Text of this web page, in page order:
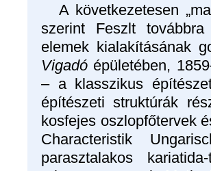
A következetesen
szerint Feszlt
elemek kialakításának
Vigadó épületében,
– a klasszikus
építészeti struktúrák
kosfejes oszlopfőtervek
Characteristik
parasztalakos